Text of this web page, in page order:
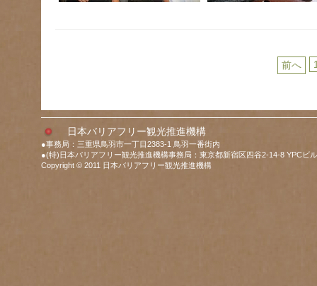
前へ
日本バリアフリー観光推進機構
●事務局：三重県鳥羽市一丁目2383-1 鳥羽一番街内
●(特)日本バリアフリー観光推進機構事務局：東京都新宿区四谷2-14-8 YPCビ
Copyright © 2011 日本バリアフリー観光推進機構